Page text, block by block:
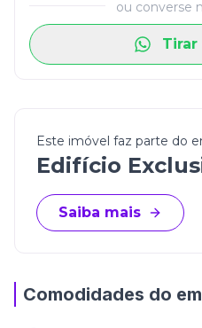
ou converse
Tirar
Este imóvel faz parte do
Edifício
Saiba mais
Comodidades do